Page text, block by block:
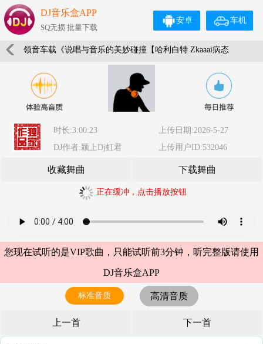
DJ音乐盒APP
SQ无损 批量下载
车机
安卓
领音车载《说唱与音乐的美妙碰撞【哈利白特 Zkaaai病态
的爱】独家私货·三小时加长车载DJ》颍上DJ虹君
时长:3:00:23
上传日期:2026-5-27
DJ作者:颍上Dj虹君
上传用户ID:532046
收藏舞曲 下载舞曲
正在缓冲，点击播放按钮
您现在试听的是VIP歌曲，只能试听前3分钟，听完整版请使用
DJ音乐盒APP
标准音质 高清音质
上一首 下一首